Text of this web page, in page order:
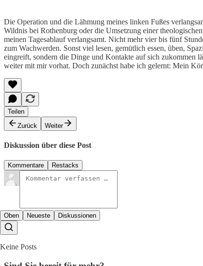
Die Operation und die Lähmung meines linken Fußes
Wildnis bei Rothenburg oder die Umsetzung einer
meinen Tagesablauf verlangsamt. Nicht mehr vier bis fünf
zum Wachwerden. Sonst viel lesen, gemütlich essen, üben,
eingreift, sondern die Dinge und Kontakte auf sich zukommen
weiter mit mir vorhat. Doch zunächst habe ich gelernt: Mein
Teilen
Zurück
Weiter
Diskussion über diese Post
Kommentare Restacks
Oben Neueste Diskussionen
Keine Posts